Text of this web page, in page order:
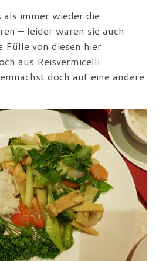
immer wieder die
– leider waren sie auch
Fülle von diesen hier
aus Reisvermicelli.
doch auf eine andere